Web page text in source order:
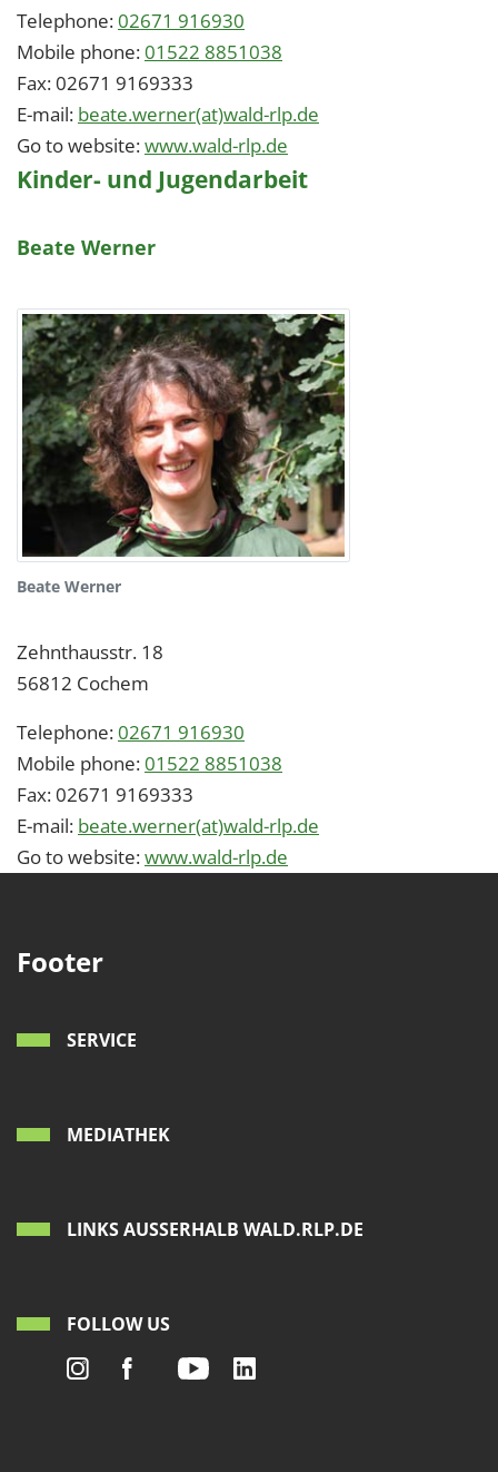
Telephone:02671 916930
Mobile phone:01522 8851038
Fax:02671 9169333
E-mail: beate.werner(at)wald-rlp.de
Go to website:www.wald-rlp.de
Kinder- und Jugendarbeit
Beate Werner
Beate Werner
Zehnthausstr. 18
56812 Cochem
Telephone:02671 916930
Mobile phone:01522 8851038
Fax:02671 9169333
E-mail: beate.werner(at)wald-rlp.de
Go to website:www.wald-rlp.de
Footer
SERVICE
MEDIATHEK
LINKS AUSSERHALB WALD.RLP.DE
FOLLOW US